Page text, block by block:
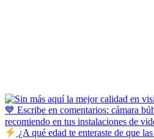
¿A qué edad te enteraste de que